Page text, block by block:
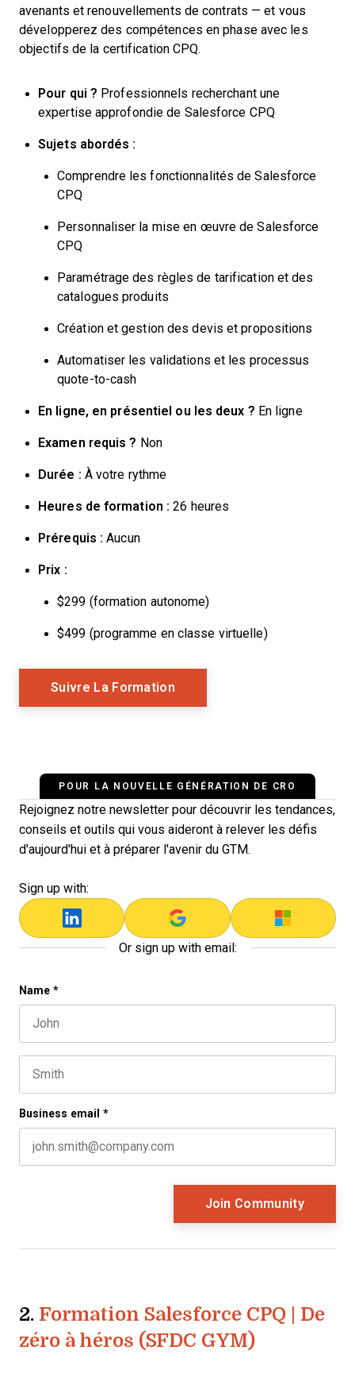
avenants et renouvellements de contrats — et vous
développerez des compétences en phase avec les
objectifs de la certification CPQ.
Pour qui ? Professionnels recherchant une
expertise approfondie de Salesforce CPQ
Sujets abordés :
Comprendre les fonctionnalités de Salesforce
CPQ
Personnaliser la mise en œuvre de Salesforce
CPQ
Paramétrage des règles de tarification et des
catalogues produits
Création et gestion des devis et propositions
Automatiser les validations et les processus
quote-to-cash
En ligne, en présentiel ou les deux ? En ligne
Examen requis ? Non
Durée : À votre rythme
Heures de formation : 26 heures
Prérequis : Aucun
Prix :
$299 (formation autonome)
$499 (programme en classe virtuelle)
Suivre La Formation
POUR LA NOUVELLE GÉNÉRATION DE CRO
Rejoignez notre newsletter pour découvrir les tendances,
conseils et outils qui vous aideront à relever les défis
d'aujourd'hui et à préparer l'avenir du GTM.
Sign up with:
Or sign up with email:
URL
This field is for validation purposes and should be left
Name *
Business email *
2. Formation Salesforce CPQ | De
zéro à héros (SFDC GYM)